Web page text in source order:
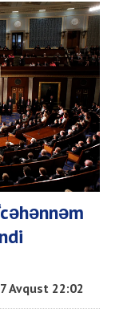
7 Avqust 22:02